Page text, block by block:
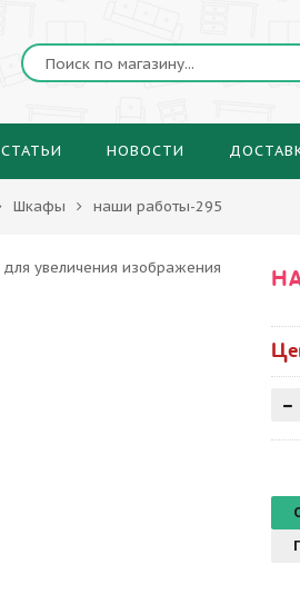
СТАТЬИ НОВОСТИ
Шкафы наши работы-295